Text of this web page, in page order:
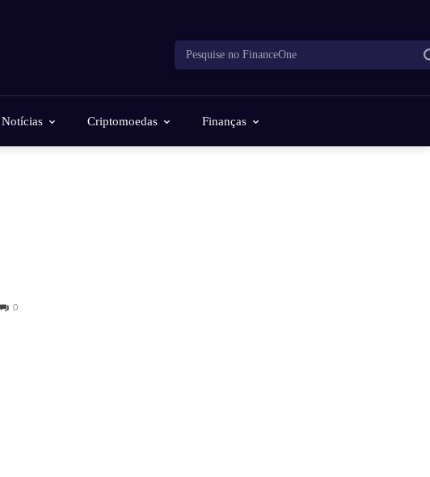
Pesquise no FinanceOne
Notícias Criptomoedas Finanças
0